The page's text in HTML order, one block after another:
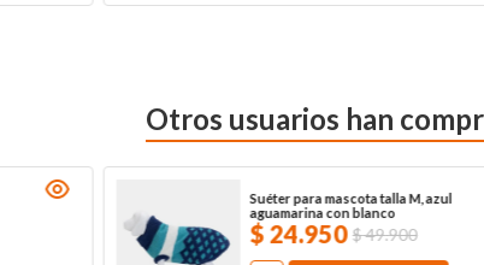
Otros usuarios han
Suéter para mascota talla M, azul
aguamarina con blanco
$24.950 $49.900